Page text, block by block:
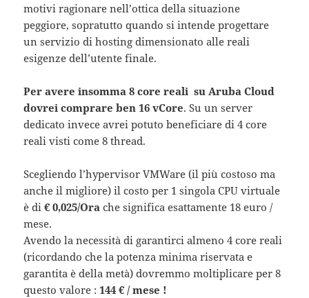
motivi ragionare nell’ottica della situazione
peggiore, sopratutto quando si intende progettare
un servizio di hosting dimensionato alle reali
esigenze dell’utente finale.
Per avere insomma 8 core reali su Aruba Cloud
dovrei comprare ben 16 vCore. Su un server
dedicato invece avrei potuto beneficiare di 4 core
reali visti come 8 thread.
Scegliendo l’hypervisor VMWare (il più costoso ma
anche il migliore) il costo per 1 singola CPU virtuale
è di€ 0,025/Ora che significa esattamente 18 euro /
mese.
Avendo la necessità di garantirci almeno 4 core reali
(ricordando che la potenza minima riservata e
garantita è della metà) dovremmo moltiplicare per 8
questo valore :144 € / mese !